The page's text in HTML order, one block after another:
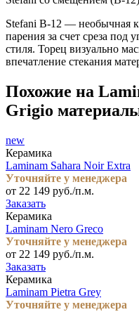
Stefani B-12 — необычная
парения за счет среза под
стиля. Торец визуально
впечатление стекания
Похожие на
Grigio
new
Керамика
Laminam Sahara Noir Extra
Уточняйте у менеджера
от 22 149 руб./п.м.
Заказать
Керамика
Laminam Nero Greco
Уточняйте у менеджера
от 22 149 руб./п.м.
Заказать
Керамика
Laminam Pietra Grey
Уточняйте у менеджера